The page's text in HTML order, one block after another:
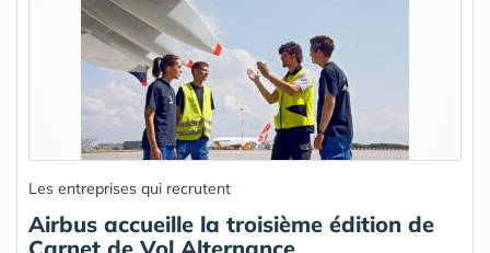
Les entreprises qui recrutent
Airbus accueille la troisième édition de